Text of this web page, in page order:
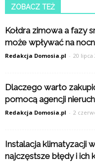
ZOBACZ TEŻ
Kołdra zimowa a fazy
może wpływać na
Redakcja Domosia.pl - 20 lipca
Dlaczego warto
pomocą agencji
Redakcja Domosia.pl - 2
Instalacja klimatyzacji
najczęstsze błędy i ich